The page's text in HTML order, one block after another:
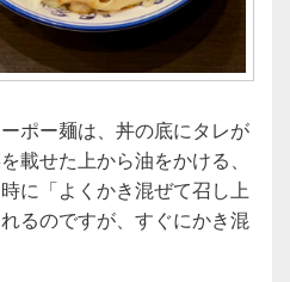
ポー麺は、丼の底にタレが
載せた上から油をかける、
に「よくかき混ぜて召し上
るのですが、すぐにかき混